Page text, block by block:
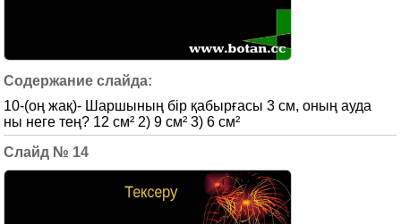
10-(оң жақ)- Шаршының бір қабырғасы 3 см, оның ауда
ны неге тең? 12 см² 2) 9 см² 3) 6 см²
14